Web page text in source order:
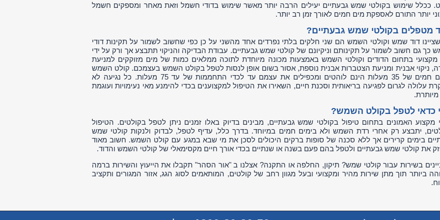
ככלל שימוש בקולטי שמש גבעתיים יעילים הרבה יותר מאשר שימוש בדודי חשמל וזאת מאחר ומספקים חשמל
יותר התורם לאספקת מים חמים לאורך זמן רב יותר.
מטפלים בקולטי שמש גבעתיים?
דוד שמש וקולטי השמש הם שני חלקים בלתי נפרדים אחד מהשני על כן כפי שחשוב לשמור על תקינות דודי
כך גם חשוב לשמור על תקינותם וניקיונם של קולטי שמש גבעתיים. עבודת הבדיקה והניקוי תתבצע אך ורק על ידי
מקצועי בתחום הדודים וקולטי השמש באמצעות מכונה מיוחדת לתוכה ממלאים כמות של מים מזוקקים למניעת
ניקוי אבנית ומניעת הצטברות אבנית נוספת, אסור בשום אופן לנסות לטפל בקולט השמש בעצמכם. קולט השמש
בימים חמים של 35 מעלות הינם לוהטים ומכפילים את עצמם עד לכדי התחממות של עד 75 מעלות. כל נגיעה לא
עלולה לגרום לפגיעה בריאותית וסכנת חיים, השאירו את הטיפול למקצוענים בכדי להימנע מאי נעימויות ועוגמת
כדאי לטפל בקולט השמש?
מקצוע האמונים בתחום טיפול בקולטי שמש גבעתיים, מבינים בדיוק באלו זמנים ניתן לטפל בקולטים. הטיפול
יתבצע רק אחרי רדת השמש ולא בימים חמים במיוחד. בדרך כלל, עדיף לטפל, לבדוק ולנקות קולטי שמש
בימים קרירים אך ללא סכנה של סופות ברקים היכולים לסכן את מי שבא במגע עם קולט השמש. חשוב מאוד
את קולטי שמש גבעתיים ולטפל בהם פעם בשנה או שנתיים בכדי אורך חיים מקסימאלי של קולטי השמש והדוד.
בשירות עבור קולטי שמש? תיקון, החלפה או התקנה? אצלנו ב "אור הסהר" תקבלו את הייעוץ והשירות ברמה
ביותר תוך מתן שירות מהיר ומקצועי ובעל מגוון רחב של קולטים, המותאמים לסוג הגג, אזור המגורים ותקציב